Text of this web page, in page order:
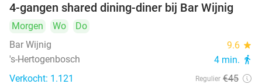
45%
4-gangen shared dining-diner bij Bar Wijnig
Morgen Wo
Do
Bar Wijnig
9.6 star
's-Hertogenbosch 4 min. directions_walk
Verkocht: 1.121 Regulier €45